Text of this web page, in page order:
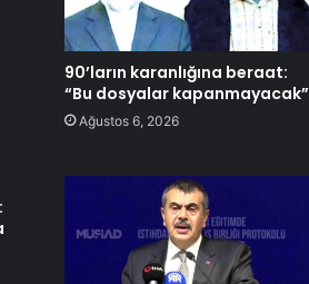
90’ların karanlığına beraat:
“Bu dosyalar kapanmayacak”
Ağustos 6, 2026